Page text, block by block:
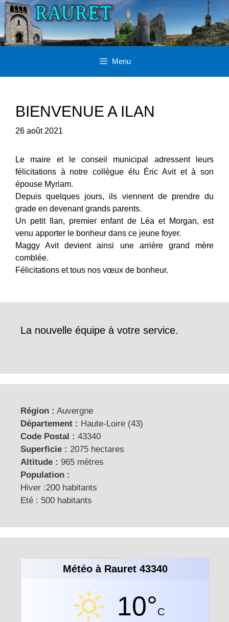
Aller
au
contenu
Menu
BIENVENUE A ILAN
26 août 2021
Le maire et le conseil municipal adressent leurs
félicitations à notre collègue élu Éric Avit et à son
épouse Myriam.
Depuis quelques jours, ils viennent de prendre du
grade en devenant grands parents.
Un petit Ilan, premier enfant de Léa et Morgan, est
venu apporter le bonheur dans ce jeune foyer.
Maggy Avit devient ainsi une arrière grand mère
comblée.
Félicitations et tous nos vœux de bonheur.
La nouvelle équipe à votre service.
Région : Auvergne
Département : Haute-Loire (43)
Code Postal : 43340
Superficie : 2075 hectares
Altitude : 965 mètres
Population :
Hiver :200 habitants
Eté : 500 habitants
Météo à Rauret 43340
10°C